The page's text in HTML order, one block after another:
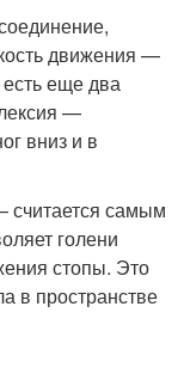
движения —
еще два
—
вниз и в
самым
голени
стопы. Это
в пространстве